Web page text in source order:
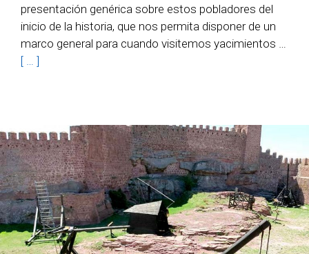
presentación genérica sobre estos pobladores del
inicio de la historia, que nos permita disponer de un
marco general para cuando visitemos yacimientos …
[ … ]